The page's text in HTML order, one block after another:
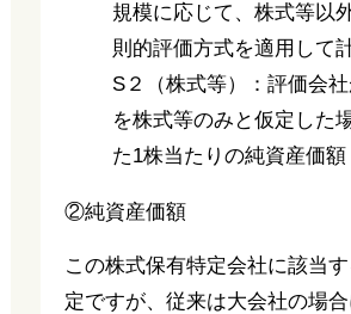
規模に応じて、株式等以
則的評価方式を適用して
S２（株式等）：評価会
を株式等のみと仮定した
た1株当たりの純資産価額
②純資産価額
この株式保有特定会社に該当
定ですが、従来は大会社の場